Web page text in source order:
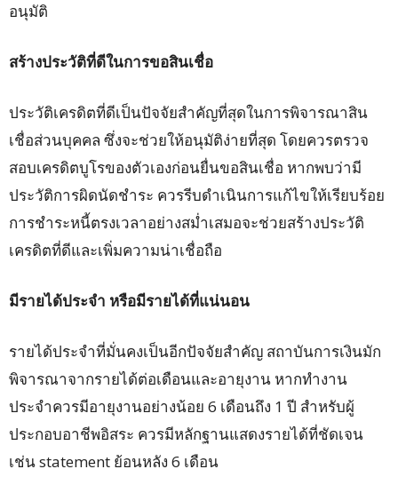
อนุมัติ
สร้างประวัติที่ดีในการขอสินเชื่อ
ประวัติเครดิตที่ดีเป็นปัจจัยสำคัญที่สุดในการพิจารณาสิน
เชื่อส่วนบุคคล ซึ่งจะช่วยให้อนุมัติง่ายที่สุด โดยควรตรวจ
สอบเครดิตบูโรของตัวเองก่อนยื่นขอสินเชื่อ หากพบว่ามี
ประวัติการผิดนัดชำระ ควรรีบดำเนินการแก้ไขให้เรียบร้อย
การชำระหนี้ตรงเวลาอย่างสม่ำเสมอจะช่วยสร้างประวัติ
เครดิตที่ดีและเพิ่มความน่าเชื่อถือ
มีรายได้ประจำ หรือมีรายได้ที่แน่นอน
รายได้ประจำที่มั่นคงเป็นอีกปัจจัยสำคัญ สถาบันการเงินมัก
พิจารณาจากรายได้ต่อเดือนและอายุงาน หากทำงาน
ประจำควรมีอายุงานอย่างน้อย 6 เดือนถึง 1 ปี สำหรับผู้
ประกอบอาชีพอิสระ ควรมีหลักฐานแสดงรายได้ที่ชัดเจน
เช่น statement ย้อนหลัง 6 เดือน